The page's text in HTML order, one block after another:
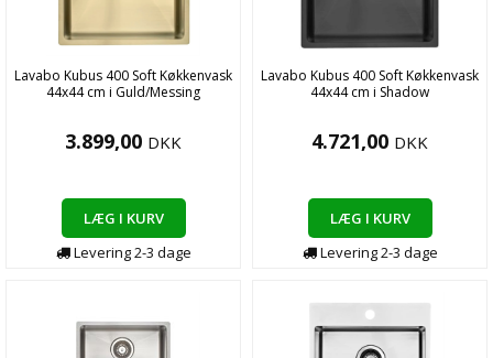
Lavabo Kubus 400 Soft Køkkenvask
44x44 cm i Guld/Messing
3.899,00 DKK
LÆG I KURV
Levering2-3 dage
Lavabo Kubus 400 Soft Køkkenvask
44x44 cm i Shadow
4.721,00 DKK
LÆG I KURV
Levering2-3 dage